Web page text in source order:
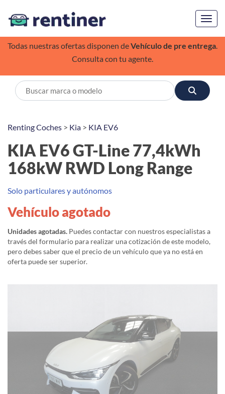
Todas nuestras ofertas disponen deVehículo de pre entrega.
Consulta con tu agente.
Renting Coches > Kia > KIA EV6
KIA EV6 GT-Line 77,4kWh
168kW RWD Long Range
Solo particulares y autónomos
Vehículo agotado
Unidades agotadas. Puedes contactar con nuestros especialistas a
través del formulario para realizar una cotización de este modelo,
pero debes saber que el precio de un vehículo que ya no está en
oferta puede ser superior.